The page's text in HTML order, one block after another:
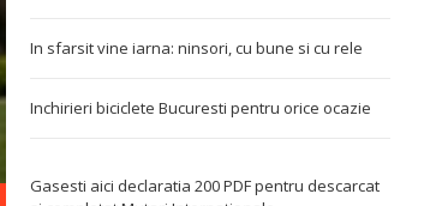
In sfarsit vine iarna: ninsori, cu bune si cu rele
Inchirieri biciclete Bucuresti pentru orice ocazie
Gasesti aici declaratia 200 PDFpentru descarcat